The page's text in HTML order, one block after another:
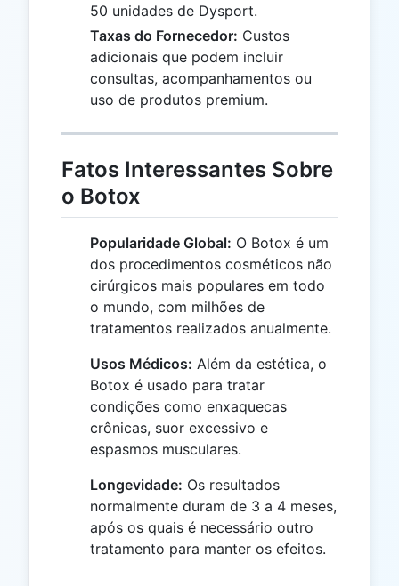
50 unidades de Dysport.
Taxas do Fornecedor: Custos
adicionais que podem incluir
consultas, acompanhamentos ou
uso de produtos premium.
Fatos Interessantes Sobre
o Botox
Popularidade Global: O Botox é um
dos procedimentos cosméticos não
cirúrgicos mais populares em todo
o mundo, com milhões de
tratamentos realizados anualmente.
Usos Médicos: Além da estética, o
Botox é usado para tratar
condições como enxaquecas
crônicas, suor excessivo e
espasmos musculares.
Longevidade: Os resultados
normalmente duram de 3 a 4 meses,
após os quais é necessário outro
tratamento para manter os efeitos.